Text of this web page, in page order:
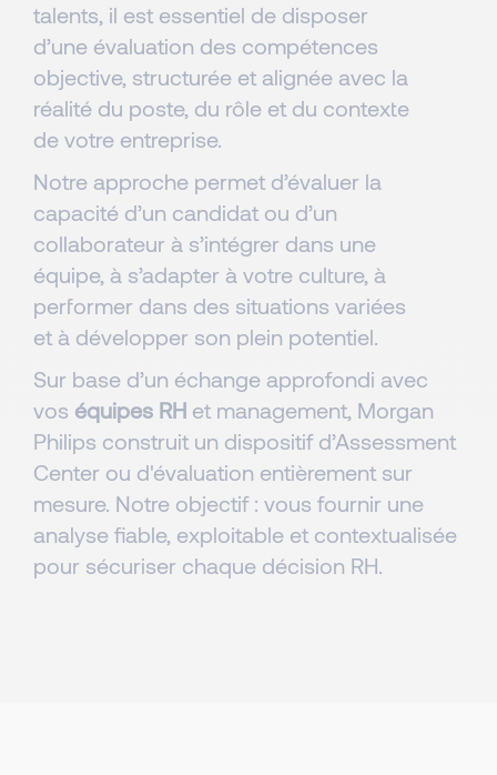
talents, il est essentiel de disposer
d’une évaluation des compétences
objective, structurée et alignée avec la
réalité du poste, du rôle et du contexte
de votre entreprise.
Notre approche permet d’évaluer la
capacité d’un candidat ou d’un
collaborateur à s’intégrer dans une
équipe, à s’adapter à votre culture, à
performer dans des situations variées
et à développer son plein potentiel.
Sur base d’un échange approfondi avec
vos équipes RH et management, Morgan
Philips construit un dispositif d’Assessment
Center ou d'évaluation entièrement sur
mesure. Notre objectif : vous fournir une
analyse fiable, exploitable et contextualisée
pour sécuriser chaque décision RH.